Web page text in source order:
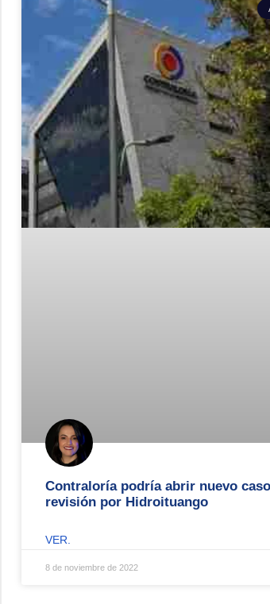
Contraloría podría abrir nuevo
revisión por Hidroituango
VER.
8 de noviembre de 2022